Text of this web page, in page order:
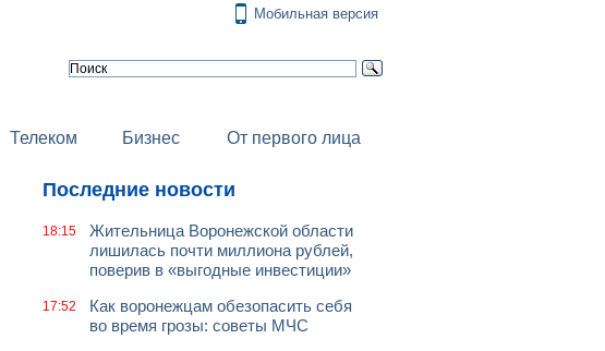
Мобильная версия
Телеком Бизнес От первого лица
Последние новости
18:15
Жительница Воронежской области
лишилась почти миллиона рублей,
поверив в «выгодные инвестиции»
17:52
Как воронежцам обезопасить себя
во время грозы: советы МЧС